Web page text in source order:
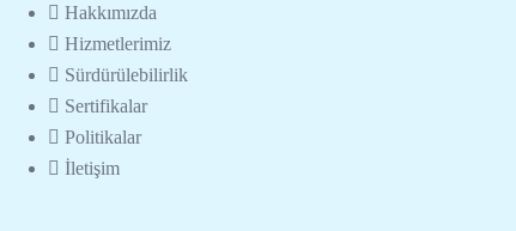
Hakkımızda
Hizmetlerimiz
Sürdürülebilirlik
Sertifikalar
Politikalar
İletişim